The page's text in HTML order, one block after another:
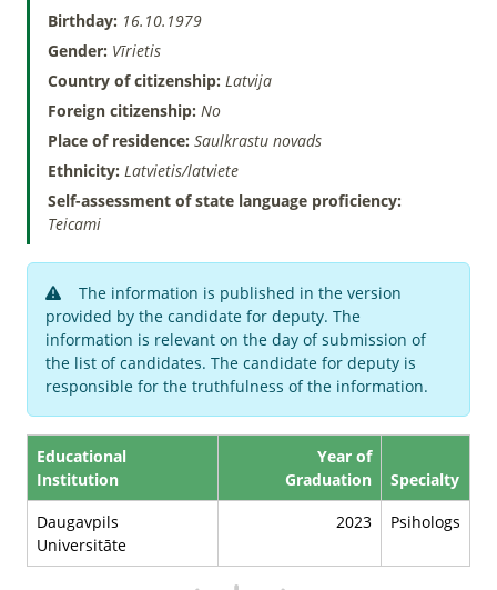
Birthday: 16.10.1979
Gender: Vīrietis
Country of citizenship: Latvija
Foreign citizenship: No
Place of residence: Saulkrastu novads
Ethnicity: Latvietis/latviete
Self-assessment of state language proficiency:
Teicami
The information is published in the version
provided by the candidate for deputy. The
information is relevant on the day of submission of
the list of candidates. The candidate for deputy is
responsible for the truthfulness of the information.
Educational
Institution
Year of
Graduation
Specialty
Daugavpils
Universitāte
2023 Psihologs